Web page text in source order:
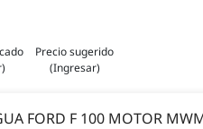
Precio sugerido
(Ingresar)
FORD F 100 MOTOR